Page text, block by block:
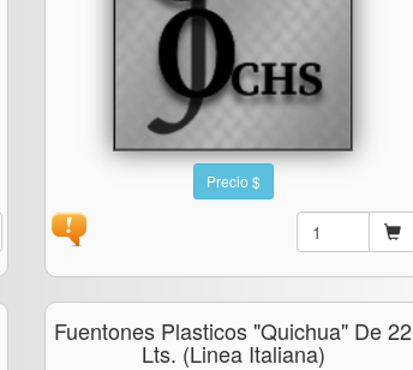
Precio $
Fuentones Plasticos "quichua" De 22
Lts. (linea Italiana)